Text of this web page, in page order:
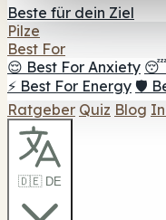
Beste für dein Ziel
Pilze
Best For
😌 Best For Anxiety 😴
⚡ Best For Energy 🛡️
Ratgeber Quiz Blog
🇩🇪 DE